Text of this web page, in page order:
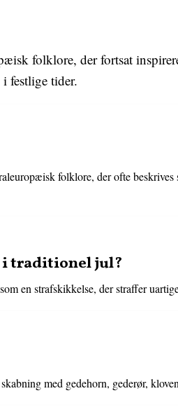
folklore, der fortsat
festlige tider.
folklore, der ofte
i traditionel jul?
en strafskikkelse, der straffer
med gedehorn, gederør,